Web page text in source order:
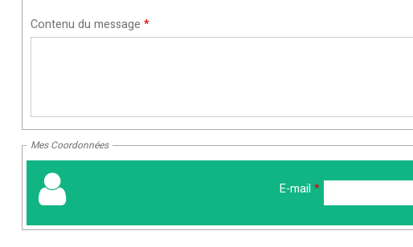
Contenu du message *
Mes Coordonnées
E-mail *